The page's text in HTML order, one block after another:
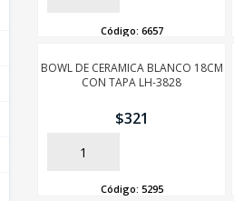
Código: 6657
BOWL DE CERAMICA BLANCO 18CM
CON TAPA LH-3828
$321
AÑADIR
Código: 5295